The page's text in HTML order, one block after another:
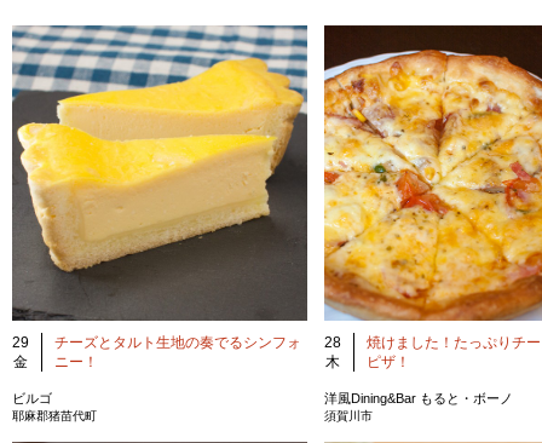
29
金
チーズとタルト生地の奏でるシンフォ
ニー！
ビルゴ
耶麻郡猪苗代町
28
木
焼けました！たっぷりチ
ピザ！
洋風Dining&Bar もると・ボーノ
須賀川市